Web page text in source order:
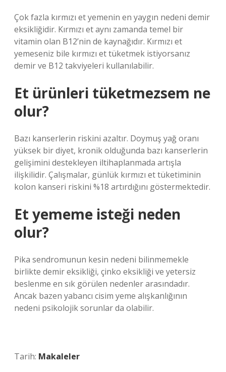
Çok fazla kırmızı et yemenin en yaygın nedeni demir
eksikliğidir. Kırmızı et aynı zamanda temel bir
vitamin olan B12’nin de kaynağıdır. Kırmızı et
yemeseniz bile kırmızı et tüketmek istiyorsanız
demir ve B12 takviyeleri kullanılabilir.
Et ürünleri tüketmezsem ne
olur?
Bazı kanserlerin riskini azaltır. Doymuş yağ oranı
yüksek bir diyet, kronik olduğunda bazı kanserlerin
gelişimini destekleyen iltihaplanmada artışla
ilişkilidir. Çalışmalar, günlük kırmızı et tüketiminin
kolon kanseri riskini %18 artırdığını göstermektedir.
Et yememe isteği neden
olur?
Pika sendromunun kesin nedeni bilinmemekle
birlikte demir eksikliği, çinko eksikliği ve yetersiz
beslenme en sık görülen nedenler arasındadır.
Ancak bazen yabancı cisim yeme alışkanlığının
nedeni psikolojik sorunlar da olabilir.
Tarih: Makaleler